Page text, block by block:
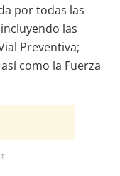
por todas las
las
Preventiva;
como la Fuerza